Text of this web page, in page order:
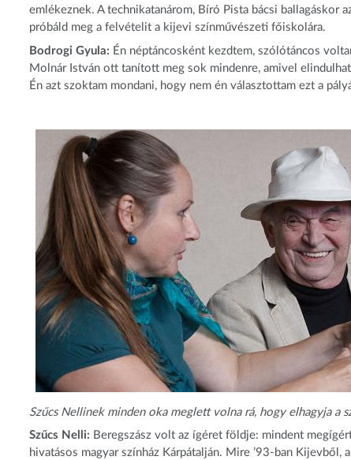
emlékeznek. A technikatanárom, Bíró Pista bácsi ballagáskor
próbáld meg a felvételit a kijevi színművészeti főiskolára.
Bodrogi Gyula: Én néptáncosként kezdtem, szólótáncos
Molnár István ott tanított meg sok mindenre, amivel
Én azt szoktam mondani, hogy nem én választottam ezt a
Szűcs Nellinek minden oka meglett volna rá, hogy elhagyja a
Szűcs Nelli: Beregszász volt az ígéret földje: mindent
hivatásos magyar színház Kárpátalján. Mire ’93-ban